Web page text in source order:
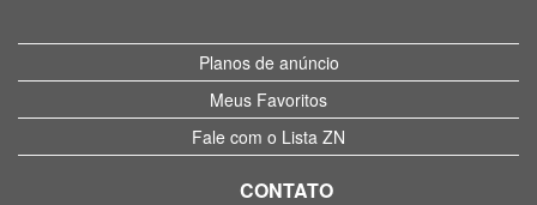
Planos de anúncio
Meus Favoritos
Fale com o Lista ZN
CONTATO